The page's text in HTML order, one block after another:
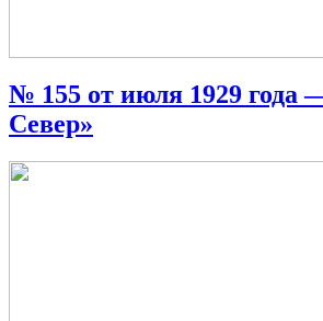
№ 155 от июля 1929 года
Север»